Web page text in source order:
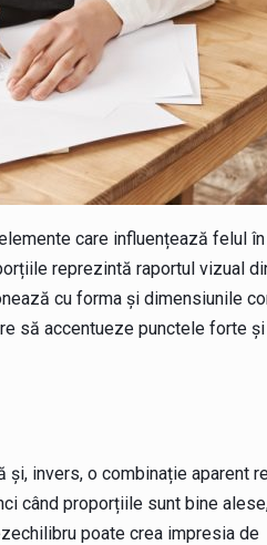
care influențează felul
reprezintă raportul vizual
cu forma și dimensiunile
să accentueze punctele forte
invers, o combinație aparent
când proporțiile sunt bine
poate crea impresia de